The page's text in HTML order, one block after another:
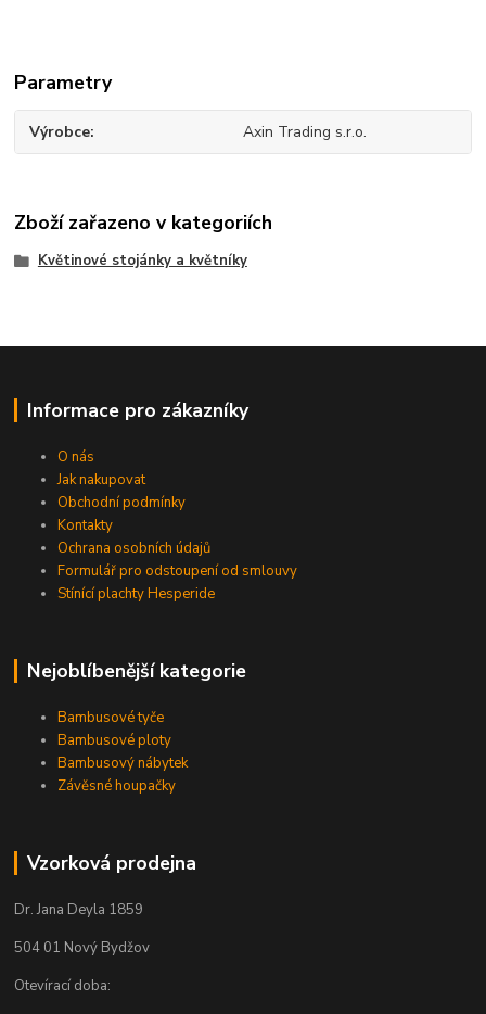
Parametry
Výrobce Axin Trading s.r.o.
Zboží zařazeno v kategoriích
Květinové stojánky a květníky
Informace pro zákazníky
O nás
Jak nakupovat
Obchodní podmínky
Kontakty
Ochrana osobních údajů
Formulář pro odstoupení od smlouvy
Stínící plachty Hesperide
Nejoblíbenější kategorie
Bambusové tyče
Bambusové ploty
Bambusový nábytek
Závěsné houpačky
Vzorková prodejna
Dr. Jana Deyla 1859
504 01 Nový Bydžov
Otevírací doba: